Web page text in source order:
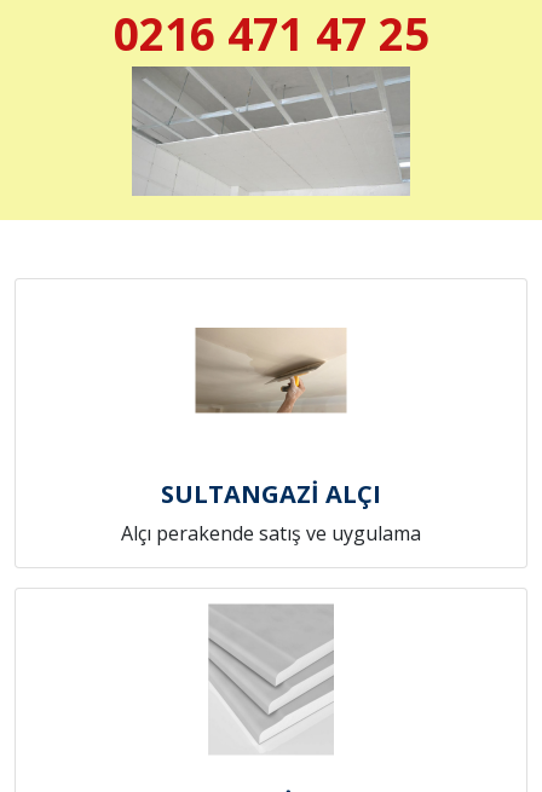
0216 471 47 25
SULTANGAZİ ALÇI
Alçı perakende satış ve uygulama